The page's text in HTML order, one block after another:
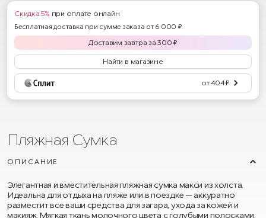
Скидка 5% при оплате онлайн
Бесплатная доставка при сумме заказа от 6 000 ₽
Доставим завтра за300 ₽
Найти в магазине
от 404 ₽
Пляжная Сумка
ОПИСАНИЕ
Элегантная и вместительная пляжная сумка макси из холста.
Идеальна для отдыха на пляже или в поездке — аккуратно
разместит все ваши средства для загара, ухода за кожей и
макияж. Мягкая ткань молочного цвета с голубыми полосками,